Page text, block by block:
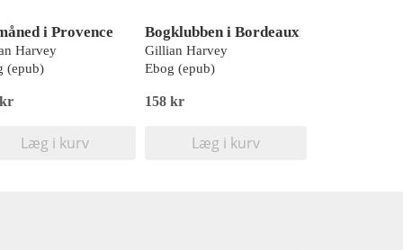
i Provence
Harvey
(epub)
Læg i kurv
Bogklubben i Bordeaux
Gillian Harvey
Ebog (epub)
158 kr
Læg i kurv